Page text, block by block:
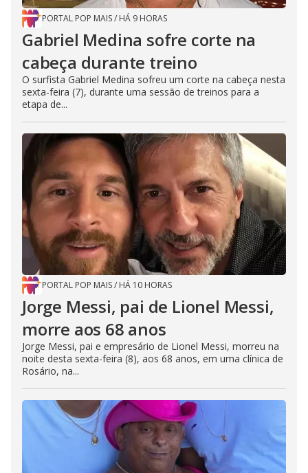
PORTAL POP MAIS/ HÁ 9 HORAS
Gabriel Medina sofre corte na
cabeça durante treino
O surfista Gabriel Medina sofreu um corte na cabeça nesta
sexta-feira (7), durante uma sessão de treinos para a
etapa de...
PORTAL POP MAIS/ HÁ 10 HORAS
Jorge Messi, pai de Lionel Messi,
morre aos 68 anos
Jorge Messi, pai e empresário de Lionel Messi, morreu na
noite desta sexta-feira (8), aos 68 anos, em uma clínica de
Rosário, na...